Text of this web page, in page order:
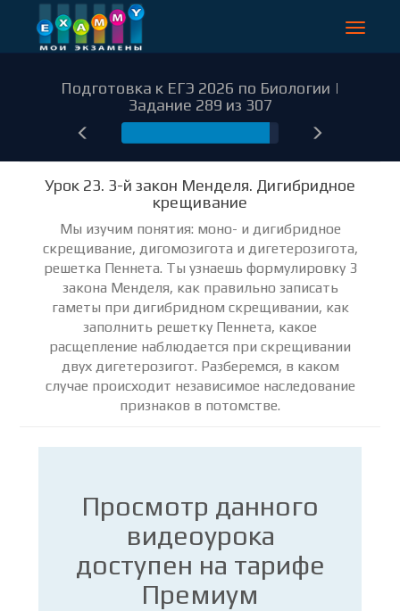
Toggle
Подготовка к ЕГЭ 2026 по Биологии |
Задание 289 из 307
Урок 23. 3-й закон Менделя. Дигибридное
крещивание
Мы изучим понятия: моно- и дигибридное
скрещивание, дигомозигота и дигетерозигота,
решетка Пеннета. Ты узнаешь формулировку 3
закона Менделя, как правильно записать
гаметы при дигибридном скрещивании, как
заполнить решетку Пеннета, какое
расщепление наблюдается при скрещивании
двух дигетерозигот. Разберемся, в каком
случае происходит независимое наследование
признаков в потомстве.
Просмотр данного
видеоурока
доступен на тарифе
Премиум